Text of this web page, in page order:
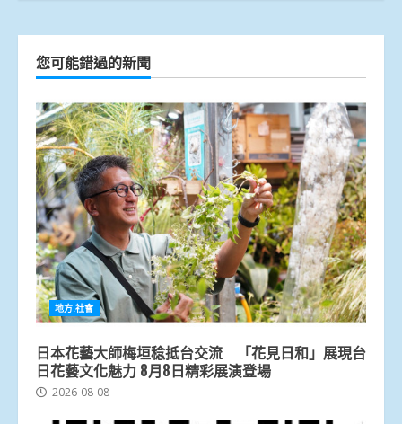
您可能錯過的新聞
地方.社會
日本花藝大師梅垣稔抵台交流 「花見日和」展現台
日花藝文化魅力 8月8日精彩展演登場
2026-08-08